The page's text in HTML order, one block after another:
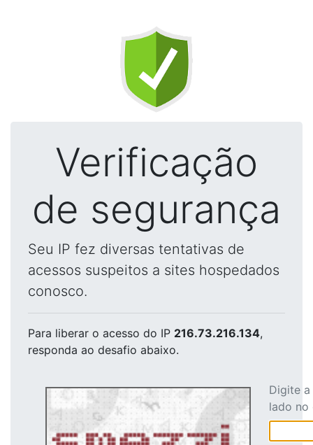
Verificação
de segurança
Seu IP fez diversas tentativas de
acessos suspeitos a sites hospedados
conosco.
Para liberar o acesso do IP 216.73.216.134,
responda ao desafio abaixo.
Digite
lado no